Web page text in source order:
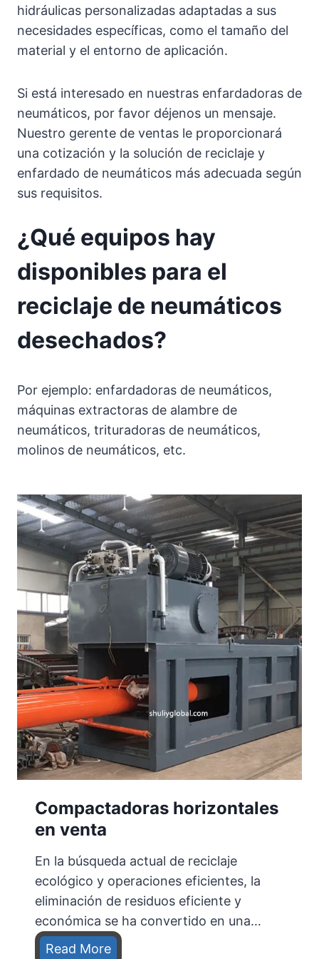
hidráulicas personalizadas adaptadas a sus
necesidades específicas, como el tamaño del
material y el entorno de aplicación.
Si está interesado en nuestras enfardadoras de
neumáticos, por favor déjenos un mensaje.
Nuestro gerente de ventas le proporcionará
una cotización y la solución de reciclaje y
enfardado de neumáticos más adecuada según
sus requisitos.
¿Qué equipos hay
disponibles para el
reciclaje de neumáticos
desechados?
Por ejemplo: enfardadoras de neumáticos,
máquinas extractoras de alambre de
neumáticos, trituradoras de neumáticos,
molinos de neumáticos, etc.
Compactadoras horizontales
en venta
En la búsqueda actual de reciclaje
ecológico y operaciones eficientes, la
eliminación de residuos eficiente y
económica se ha convertido en una…
Read MoreC